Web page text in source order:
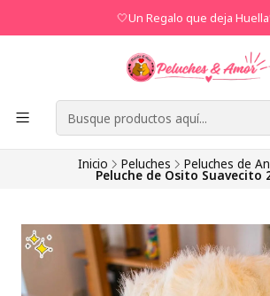
🤍Un Regalo que deja
Inicio Peluches Peluches de
Peluche de Osito Suavecito